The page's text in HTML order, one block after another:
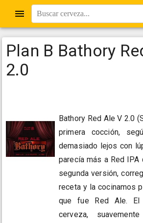
Buscar cerveza...
Plan B Bathory
2.0
Bathory Red Ale V 2.0
primera cocción,
demasiado lejos con
parecía más a Red IPA
segunda versión,
receta y la cocinamos
que fue Red Ale. El
cerveza,